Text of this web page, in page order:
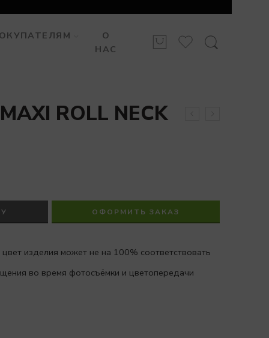
О
НАС
ROLL NECK
ОФОРМИТЬ ЗАКАЗ
изделия может не на 100% соответствовать
во время фотосъёмки и цветопередачи